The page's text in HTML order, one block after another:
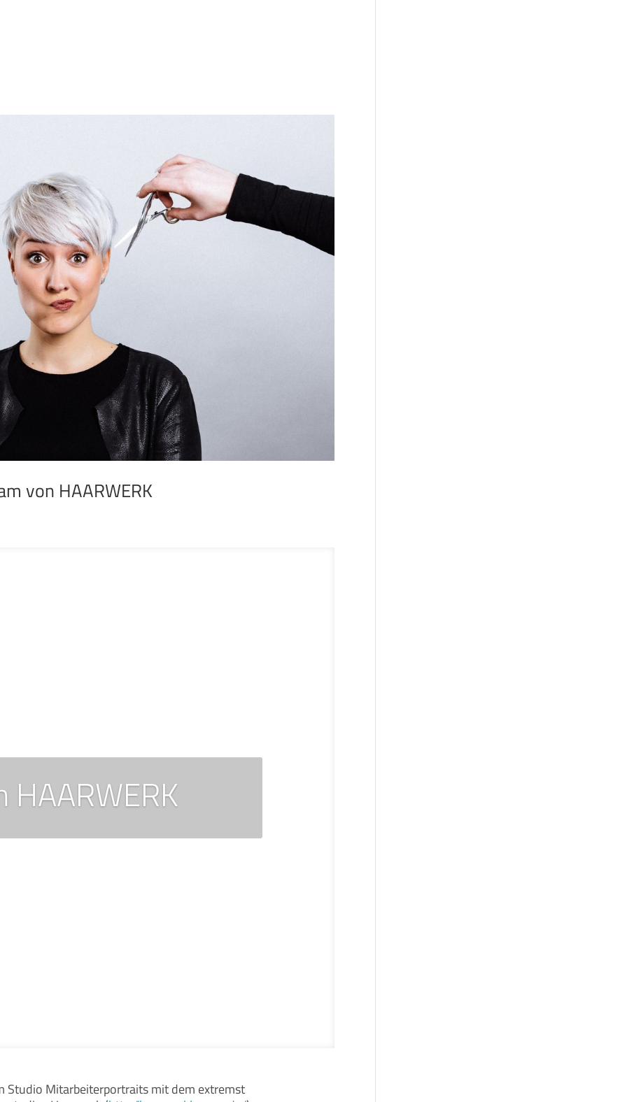
von HAARWERK
HAARWERK
Studio Mitarbeiterportraits mit dem extremst